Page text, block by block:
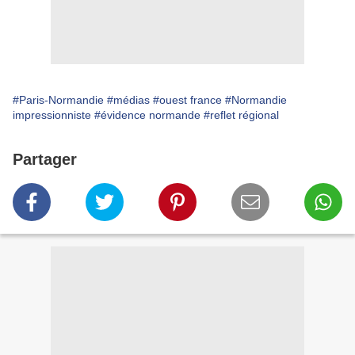
#Paris-Normandie #médias #ouest france #Normandie
impressionniste #évidence normande #reflet régional
Partager